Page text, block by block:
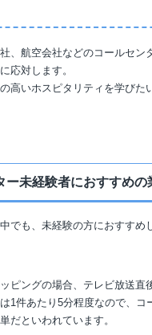
、航空会社などのコールセン
応対します。
高いホスピタリティを学びた
ー未経験者におすすめの
でも、未経験の方におすすめ
ピングの場合、テレビ放送直
1件あたり5分程度なので、コ
だといわれています。